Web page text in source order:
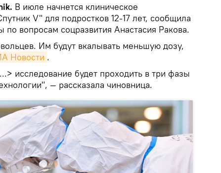
В июле начнется клиническое
V" для подростков 12-17 лет, сообщила
вопросам соцразвития Анастасия Ракова.
Им будут вкалывать меньшую дозу,
Новости .
исследование будет проходить в три фазы
— рассказала чиновница.